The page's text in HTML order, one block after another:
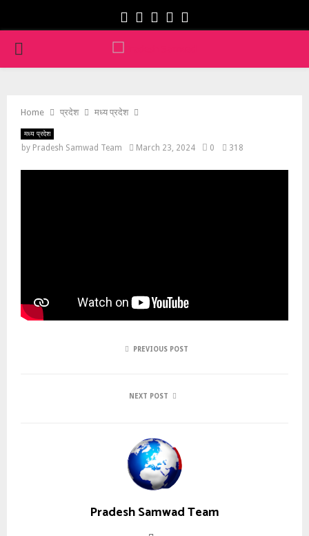
Facebook
Twitter
Instagram
Youtube
PRIMARY
Home प्रदेश मध्य प्रदेश
मध्य प्रदेश
by Pradesh Samwad Team March 23, 2024 0 318
PREVIOUS POST
NEXT POST
Pradesh Samwad Team